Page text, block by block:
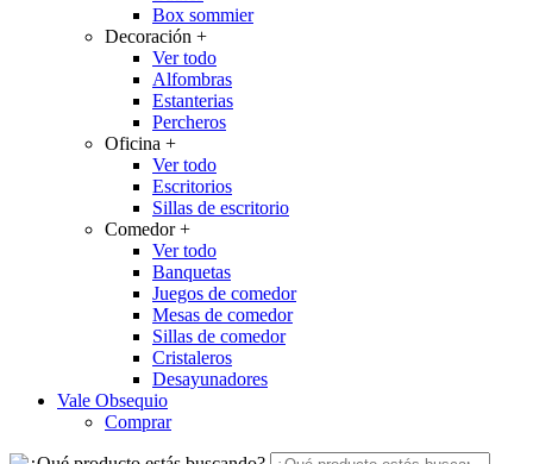
Box sommier
Decoración +
Ver todo
Alfombras
Estanterias
Percheros
Oficina +
Ver todo
Escritorios
Sillas de escritorio
Comedor+
Ver todo
Banquetas
Juegos de comedor
Mesas de comedor
Sillas de comedor
Cristaleros
Desayunadores
Vale Obsequio
Comprar